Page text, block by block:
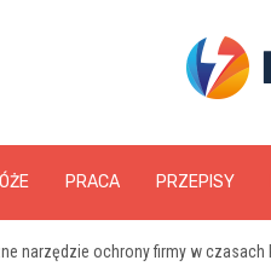
PRACA PRZEPISY
narzędzie ochrony firmy w czasach